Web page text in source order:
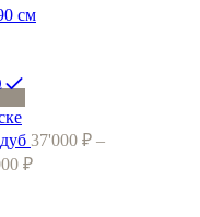
см
37'000 ₽ –
₽